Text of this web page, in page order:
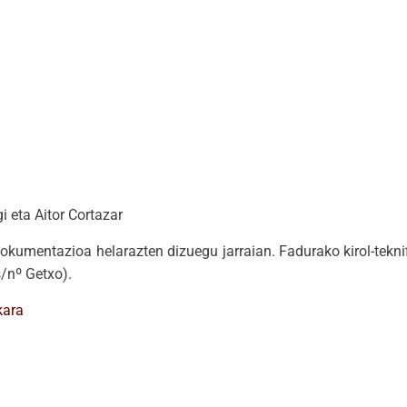
eta Aitor Cortazar
helarazten dizuegu jarraian. Fadurako kirol-
nº Getxo).